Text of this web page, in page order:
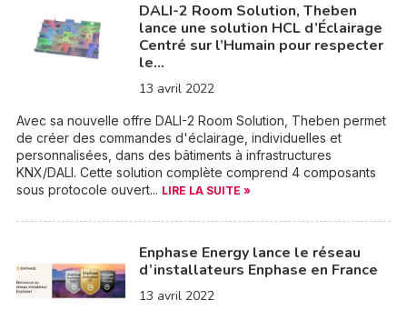
DALI-2 Room Solution, Theben
lance une solution HCL d’Éclairage
Centré sur l’Humain pour respecter
le…
13 avril 2022
Avec sa nouvelle offre DALI-2 Room Solution, Theben permet
de créer des commandes d'éclairage, individuelles et
personnalisées, dans des bâtiments à infrastructures
KNX/DALI. Cette solution complète comprend 4 composants
sous protocole ouvert... LIRE LA SUITE »
Enphase Energy lance le réseau
d’installateurs Enphase en France
13 avril 2022